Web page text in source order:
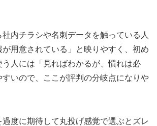
内チラシや名刺データを触っている人
用意されている」と映りやすく、初め
う人には「見ればわかるが、慣れは必
いので、ここが評判の分岐点になりや
過度に期待して丸投げ感覚で選ぶとズレ